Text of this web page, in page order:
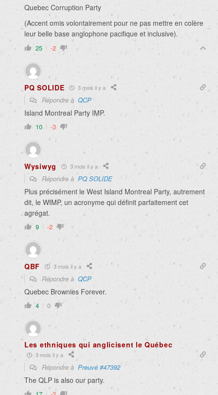
Quebec Corruption Party
(Accent omis volontairement pour ne pas mettre en colère
leur belle base anglophone pacifique et inclusive).
25 -2
PQ SOLIDE 3 mois il y a
Répondre à QCP
Island Montreal Party IMP.
10 -3
Wysiwyg 3 mois il y a
Répondre à PQ SOLIDE
Plus précisément le West Island Montreal Party, autrement
dit, le WIMP, un acronyme qui définit parfaitement cet
agrégat.
9 -2
QBF 3 mois il y a
Répondre à QCP
Quebec Brownies Forever.
4 0
Les ethniques qui anglicisent le Québec
3 mois il y a
Répondre à Preuve #47392
The QLP is also our party.